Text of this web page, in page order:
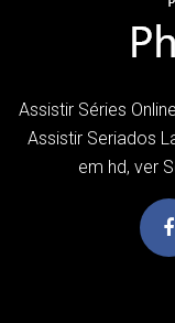
Assistir Séries
Assistir Seriados
em hd, ver